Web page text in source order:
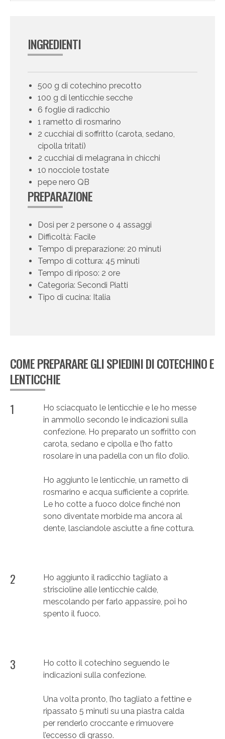
INGREDIENTI
500 g di cotechino precotto
100 g di lenticchie secche
6 foglie di radicchio
1 rametto di rosmarino
2 cucchiai di soffritto (carota, sedano,
cipolla tritati)
2 cucchiai di melagrana in chicchi
10 nocciole tostate
pepe nero QB
PREPARAZIONE
Dosi per 2 persone o 4 assaggi
Difficoltà: Facile
Tempo di preparazione: 20 minuti
Tempo di cottura: 45 minuti
Tempo di riposo: 2 ore
Categoria: Secondi Piatti
Tipo di cucina: Italia
COME PREPARARE GLI SPIEDINI DI COTECHINO E
LENTICCHIE
1
Ho sciacquato le lenticchie e le ho messe
in ammollo secondo le indicazioni sulla
confezione. Ho preparato un soffritto con
carota, sedano e cipolla e l’ho fatto
rosolare in una padella con un filo d’olio.
Ho aggiunto le lenticchie, un rametto di
rosmarino e acqua sufficiente a coprirle.
Le ho cotte a fuoco dolce finché non
sono diventate morbide ma ancora al
dente, lasciandole asciutte a fine cottura.
2
Ho aggiunto il radicchio tagliato a
striscioline alle lenticchie calde,
mescolando per farlo appassire, poi ho
spento il fuoco.
3
Ho cotto il cotechino seguendo le
indicazioni sulla confezione.
Una volta pronto, l’ho tagliato a fettine e
ripassato 5 minuti su una piastra calda
per renderlo croccante e rimuovere
l’eccesso di grasso.